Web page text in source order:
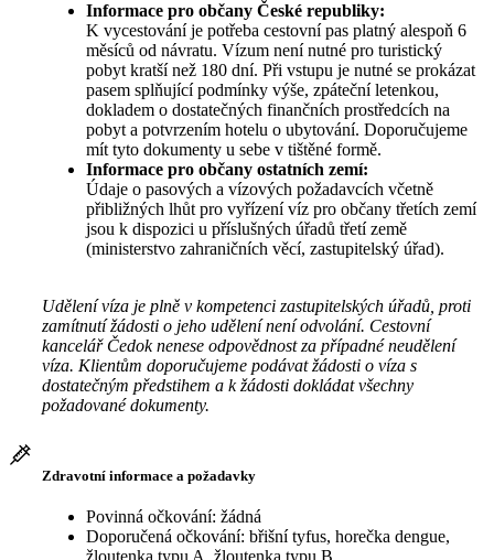
Informace pro občany České republiky:
K vycestování je potřeba cestovní pas platný alespoň 6
měsíců od návratu. Vízum není nutné pro turistický
pobyt kratší než 180 dní. Při vstupu je nutné se prokázat
pasem splňující podmínky výše, zpáteční letenkou,
dokladem o dostatečných finančních prostředcích na
pobyt a potvrzením hotelu o ubytování. Doporučujeme
mít tyto dokumenty u sebe v tištěné formě.
Informace pro občany ostatních zemí:
Údaje o pasových a vízových požadavcích včetně
přibližných lhůt pro vyřízení víz pro občany třetích zemí
jsou k dispozici u příslušných úřadů třetí země
(ministerstvo zahraničních věcí, zastupitelský úřad).
Udělení víza je plně v kompetenci zastupitelských úřadů, proti
zamítnutí žádosti o jeho udělení není odvolání. Cestovní
kancelář Čedok nenese odpovědnost za případné neudělení
víza. Klientům doporučujeme podávat žádosti o víza s
dostatečným předstihem a k žádosti dokládat všechny
požadované dokumenty.
Zdravotní informace a požadavky
Povinná očkování: žádná
Doporučená očkování: břišní tyfus, horečka dengue,
žloutenka typu A, žloutenka typu B